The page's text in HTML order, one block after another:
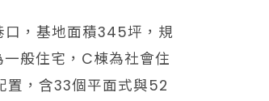
，基地面積345坪，規
般住宅，C棟為社會住
置，含33個平面式與52